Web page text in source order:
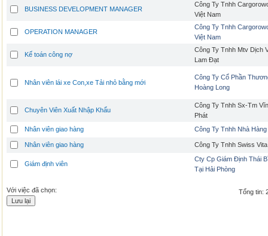
BUSINESS DEVELOPMENT MANAGER
Công Ty Tnhh
Việt Nam
OPERATION MANAGER
Công Ty Tnhh
Việt Nam
Kế toán công nợ
Công Ty Tnhh Mtv Dịch
Lam Đạt
Nhân viên lái xe Con,xe Tải nhỏ bằng mới
Công Ty Cổ Phần
Hoàng Long
Chuyên Viên Xuất Nhập Khẩu
Công Ty Tnhh Sx-Tm
Phát
Nhân viên giao hàng
Công Ty Tnhh Nhà
Nhân viên giao hàng Công Ty Tnhh Swiss Vita
Giám định viên
Cty Cp Giám Định Thái
Tại Hải Phòng
Với việc đã chọn: Tổng tin: